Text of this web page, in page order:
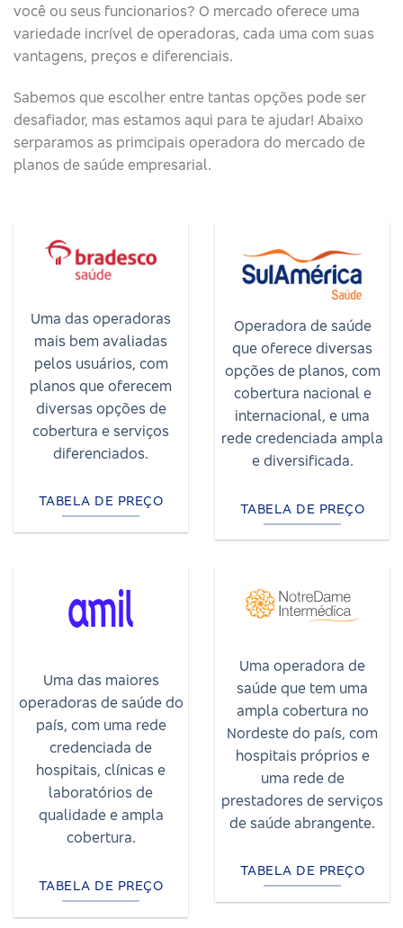
você ou seus funcionarios? O mercado oferece uma
variedade incrível de operadoras, cada uma com suas
vantagens, preços e diferenciais.
Sabemos que escolher entre tantas opções pode ser
desafiador, mas estamos aqui para te ajudar! Abaixo
serparamos as primcipais operadora do mercado de
planos de saúde empresarial.
Uma das operadoras
mais bem avaliadas
pelos usuários, com
planos que oferecem
diversas opções de
cobertura e serviços
diferenciados.
TABELA DE PREÇO
Operadora de saúde
que oferece diversas
opções de planos, com
cobertura nacional e
internacional, e uma
rede credenciada ampla
e diversificada.
TABELA DE PREÇO
Uma das maiores
operadoras de saúde do
país, com uma rede
credenciada de
hospitais, clínicas e
laboratórios de
qualidade e ampla
cobertura.
TABELA DE PREÇO
Uma operadora de
saúde que tem uma
ampla cobertura no
Nordeste do país, com
hospitais próprios e
uma rede de
prestadores de serviços
de saúde abrangente.
TABELA DE PREÇO